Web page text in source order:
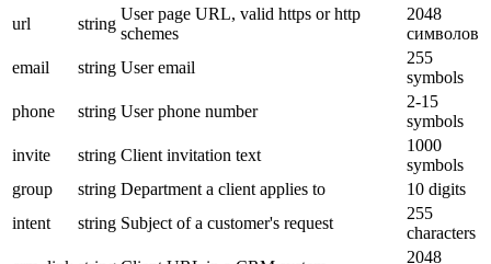
url
string
User page URL, valid https or http
schemes
2048
символов
email
string User email
255
symbols
phone
string User phone number
2-15
symbols
invite
string Client invitation text
1000
symbols
group
string Department a client applies to
10 digits
intent
string Subject of a customer's request
255
characters
2048